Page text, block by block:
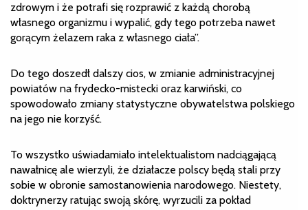
zdrowym i że potrafi się rozprawić z każdą chorobą
własnego organizmu i wypalić, gdy tego potrzeba nawet
gorącym żelazem raka z własnego ciała”.
Do tego doszedł dalszy cios, w zmianie administracyjnej
powiatów na frydecko-mistecki oraz karwiński, co
spowodowało zmiany statystyczne obywatelstwa polskiego
na jego nie korzyść.
To wszystko uświadamiało intelektualistom nadciągającą
nawałnicę ale wierzyli, że działacze polscy będą stali przy
sobie w obronie samostanowienia narodowego. Niestety,
doktrynerzy ratując swoją skórę, wyrzucili za pokład